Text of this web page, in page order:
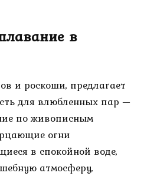
в
и роскоши, предлагает
для влюбленных пар —
по живописным
огни
в спокойной воде,
атмосферу,